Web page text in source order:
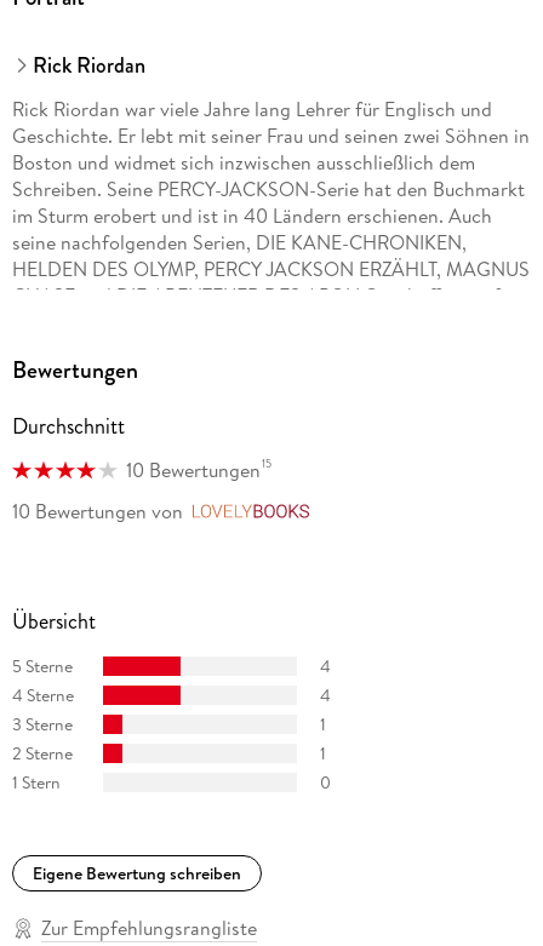
Herstelleradresse
produktsicherheit@bastei-luebbe.de
Rick Riordan
Rick Riordan war viele Jahre lang Lehrer für Englisch und
Geschichte. Er lebt mit seiner Frau und seinen zwei Söhnen in
Boston und widmet sich inzwischen ausschließlich dem
Schreiben. Seine PERCY-JACKSON-Serie hat den Buchmarkt
im Sturm erobert und ist in 40 Ländern erschienen. Auch
seine nachfolgenden Serien, DIE KANE-CHRONIKEN,
HELDEN DES OLYMP, PERCY JACKSON ERZÄHLT, MAGNUS
CHASE und DIE ABENTEUER DES APOLLO, schafften auf
Bewertungen
Durchschnitt
10 Bewertungen15
10 Bewertungen von
Übersicht
5 Sterne
4
4 Sterne
4
3 Sterne
1
2 Sterne
1
1 Stern
0
Eigene Bewertung schreiben
Zur Empfehlungsrangliste